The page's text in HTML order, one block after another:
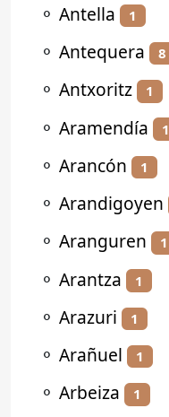
⚬ Antella 1
⚬ Antequera 8
⚬ Antxoritz 1
⚬ Aramendía 1
⚬ Arancón 1
⚬ Arandigoyen
⚬ Aranguren 1
⚬ Arantza 1
⚬ Arazuri 1
⚬ Arañuel 1
⚬ Arbeiza 1